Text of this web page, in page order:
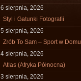
6 sierpnia, 2026
Styl i Gatunki Fotografii
5 sierpnia, 2026
Zrób To Sam – Sport w Domu
4 sierpnia, 2026
Atlas (Afryka Północna)
3 sierpnia, 2026